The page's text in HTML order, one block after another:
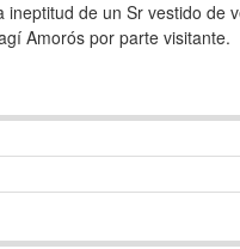
de un Sr vestido de
Amorós por parte visitante.